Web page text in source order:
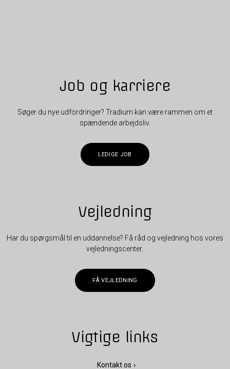
Job og karriere
Søger du nye udfordringer? Tradium kan være rammen om et
spændende arbejdsliv.
LEDIGE JOB
Vejledning
Har du spørgsmål til en uddannelse? Få råd og vejledning hos vores
vejledningscenter.
FÅ VEJLEDNING
Vigtige links
Kontakt os